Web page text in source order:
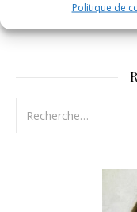
Politique de